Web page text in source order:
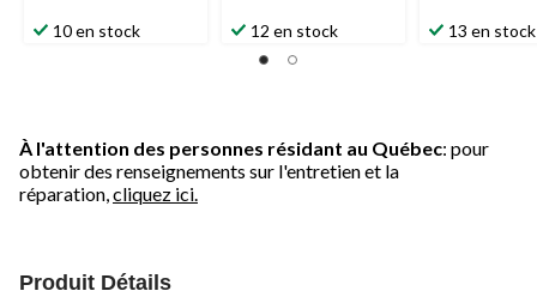
10 en stock 12 en stock 13 en stock
À l'attention des personnes résidant au Québec: pour
obtenir des renseignements sur l'entretien et la
réparation,cliquez ici.
Produit Détails